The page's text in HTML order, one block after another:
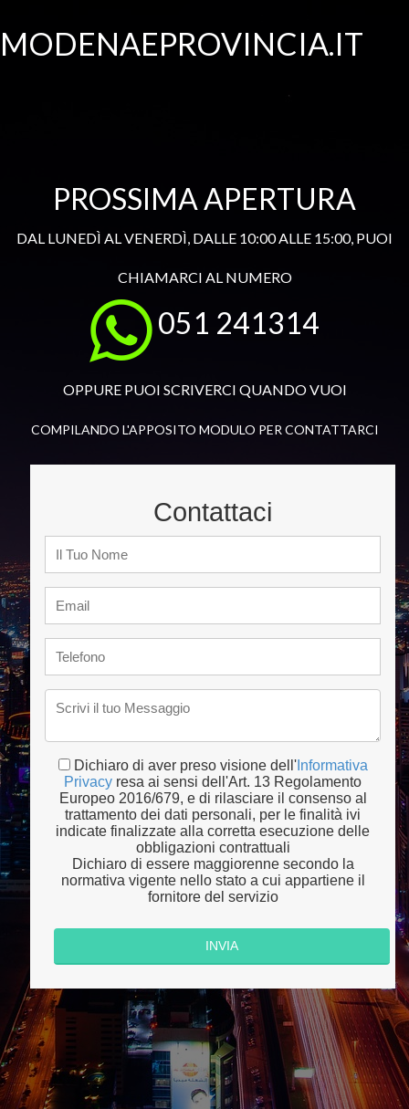
MODENAEPROVINCIA.IT
PROSSIMA APERTURA
DAL LUNEDÌ AL VENERDÌ, DALLE 10:00 ALLE 15:00, PUOI
CHIAMARCI AL NUMERO
051 241314
OPPURE PUOI SCRIVERCI QUANDO VUOI
COMPILANDO L'APPOSITO MODULO PER CONTATTARCI
Contattaci
Dichiaro di aver preso visione dell'Informativa
Privacy resa ai sensi dell'Art. 13 Regolamento
Europeo 2016/679, e di rilasciare il consenso al
trattamento dei dati personali, per le finalità ivi
indicate finalizzate alla corretta esecuzione delle
obbligazioni contrattuali
Dichiaro di essere maggiorenne secondo la
normativa vigente nello stato a cui appartiene il
fornitore del servizio